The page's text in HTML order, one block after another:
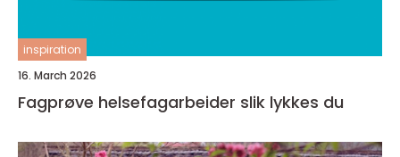
inspiration
16. March 2026
Fagprøve helsefagarbeider slik lykkes du